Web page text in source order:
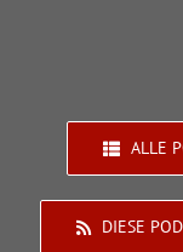
ALLE
DIESE